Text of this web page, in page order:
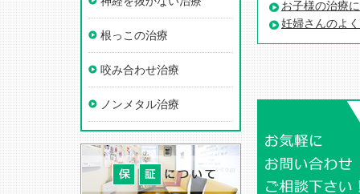
お子様の治療
妊婦さんのよ
根っこの治療
咬み合わせ治療
ノンメタル治療